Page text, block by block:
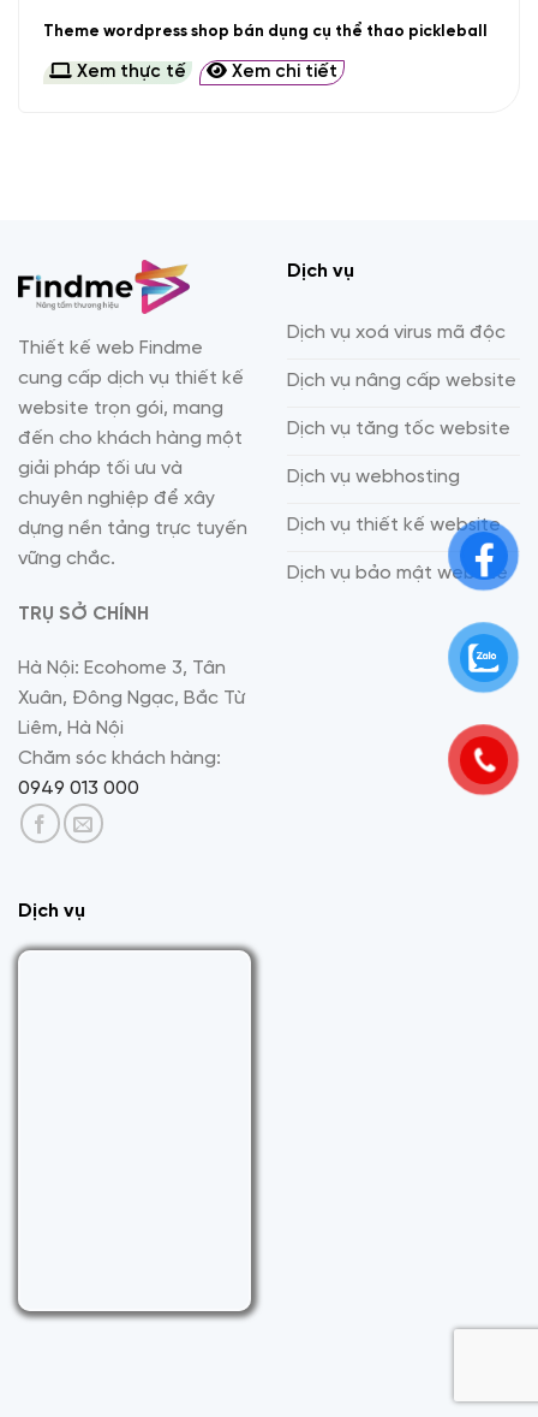
Theme wordpress shop bán dụng cụ thể thao pickleball
Xem thực tế Xem chi tiết
Thiết kế web Findme
cung cấp dịch vụ thiết kế
website trọn gói, mang
đến cho khách hàng một
giải pháp tối ưu và
chuyên nghiệp để xây
dựng nền tảng trực tuyến
vững chắc.
TRỤ SỞ CHÍNH
Hà Nội: Ecohome 3, Tân
Xuân, Đông Ngạc, Bắc Từ
Liêm, Hà Nội
Chăm sóc khách hàng:
0949 013 000
Dịch vụ
Dịch vụ xoá virus mã độc
Dịch vụ nâng cấp website
Dịch vụ tăng tốc website
Dịch vụ webhosting
Dịch vụ thiết kế website
Dịch vụ bảo mật website
Dịch vụ